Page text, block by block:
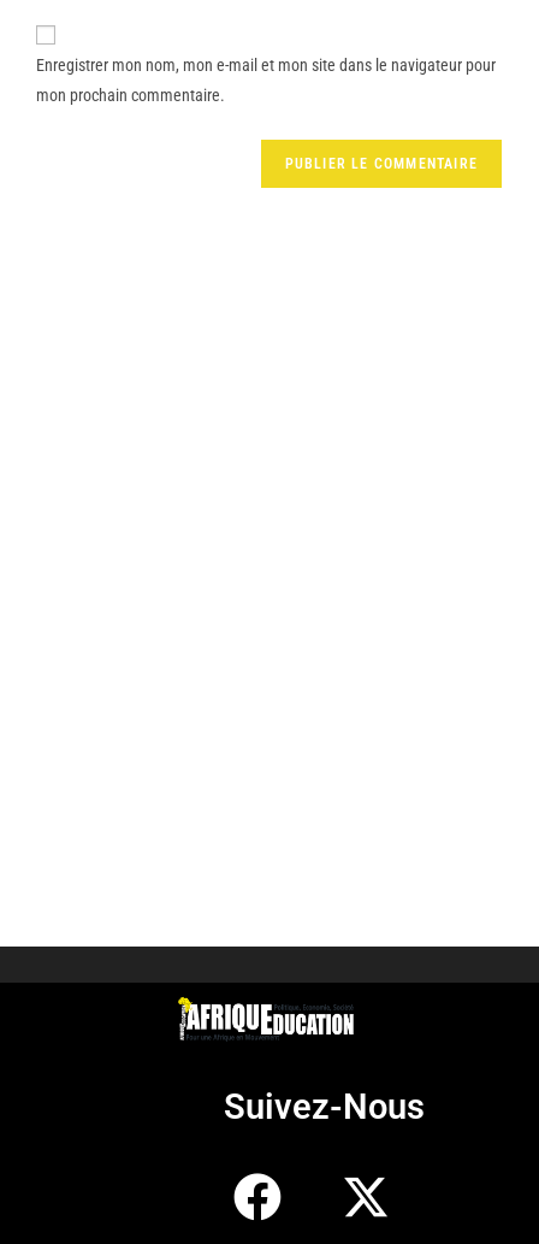
Enregistrer mon nom, mon e-mail et mon site dans le navigateur pour
mon prochain commentaire.
Suivez-Nous